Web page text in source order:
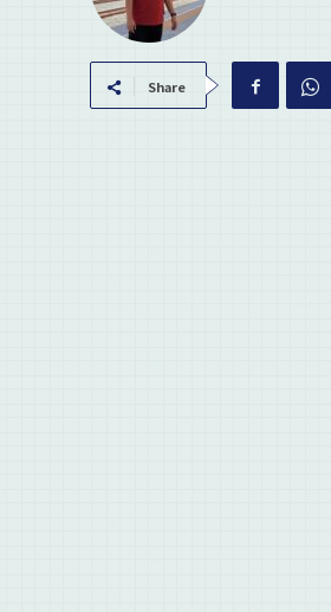
Share